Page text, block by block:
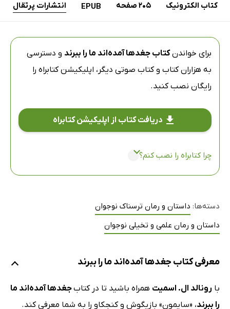
کتاب الکترونیک 205 صفحه EPUB انتشارات پرتقال
برای خواندنکتاب جغدها آمده‌اند ما را ببرند و دسترسی
به هزاران کتاب و کتاب صوتی دیگر، اپلیکیشن کتابراه را
رایگان نصب کنید.
دریافت کتاب از اپلیکیشن کتابراه
چرا کتابراه را نصب کنم؟
دسته‌ها: داستان و رمان ترسناک نوجوان
داستان و رمان علمی و تخیلی نوجوان
معرفی کتاب جغدها آمده‌اند ما را ببرند
با رونالد ال. اسمیت همراه باشید تا در کتابجغدها آمده‌اند ما
را ببرند، «سایمون» بازیگوش و کنجکاو را به شما معرفی کند.